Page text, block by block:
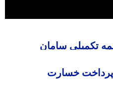
تکمیلی سامان
خسارت